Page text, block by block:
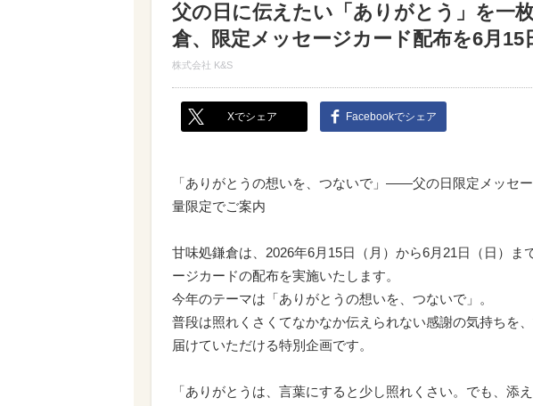
父の日に伝えたい「ありがとう」を一
倉、限定メッセージカード配布を6月15
株式会社 K&S
Xでシェア Facebookでシェア
「ありがとうの想いを、つないで」――父の日限定メッセ
量限定でご案内
甘味処鎌倉は、2026年6月15日（月）から6月21日（日）ま
ージカードの配布を実施いたします。
今年のテーマは「ありがとうの想いを、つないで」。
普段は照れくさくてなかなか伝えられない感謝の気持ちを
届けていただける特別企画です。
「ありがとうは、言葉にすると少し照れくさい。でも、添